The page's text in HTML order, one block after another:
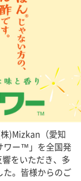
)Mizkan（愛知
ワー™」を全国発
をいただき、多
た。皆様からのご